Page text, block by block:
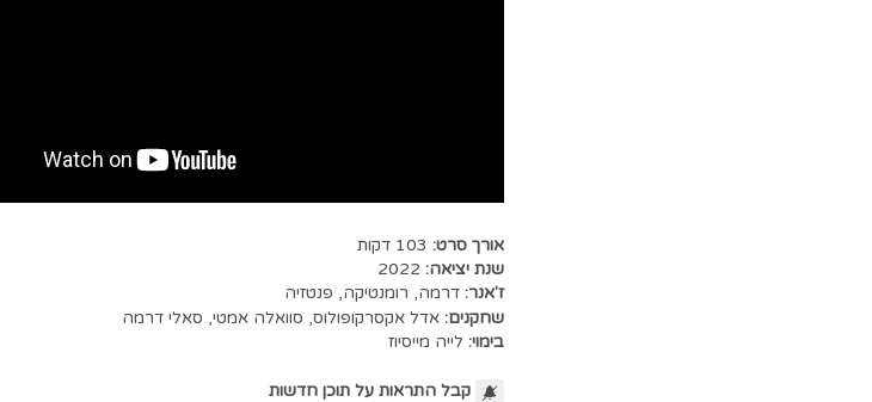
אורך סרט: 103 דקות
שנת יציאה: 2022
ז'אנר:דרמה, רומנטיקה, פנטזיה
שחקנים:אדל אקסרקופולוס, סוואלה אמטי, סאלי דרמה
בימוי: לייה מייסיוז
קבל התראות על תוכן חדשות